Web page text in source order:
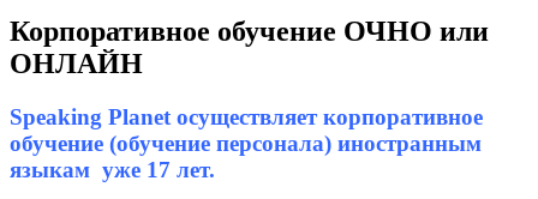
Корпоративное обучение ОЧНО или
ОНЛАЙН
Speaking Planet осуществляет корпоративное
обучение (обучение персонала) иностранным
языкам уже 17 лет.